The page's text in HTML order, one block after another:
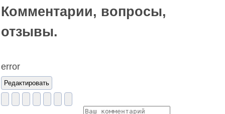
Комментарии, вопросы,
отзывы.
error
Редактировать